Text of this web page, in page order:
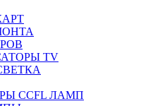
TV
CCFL ЛАМП